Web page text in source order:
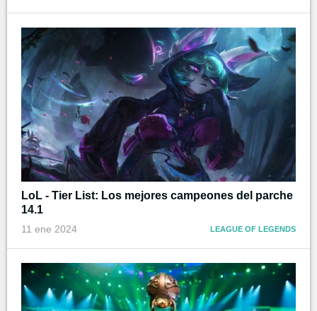
LoL - Tier List: Los mejores campeones del parche
14.1
11 ene 2024 LEAGUE OF LEGENDS